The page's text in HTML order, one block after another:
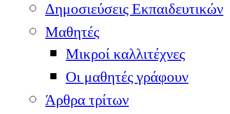
Δημοσιεύσεις Εκπαιδευτικών
Μαθητές
Μικροί καλλιτέχνες
Οι μαθητές γράφουν
Άρθρα τρίτων